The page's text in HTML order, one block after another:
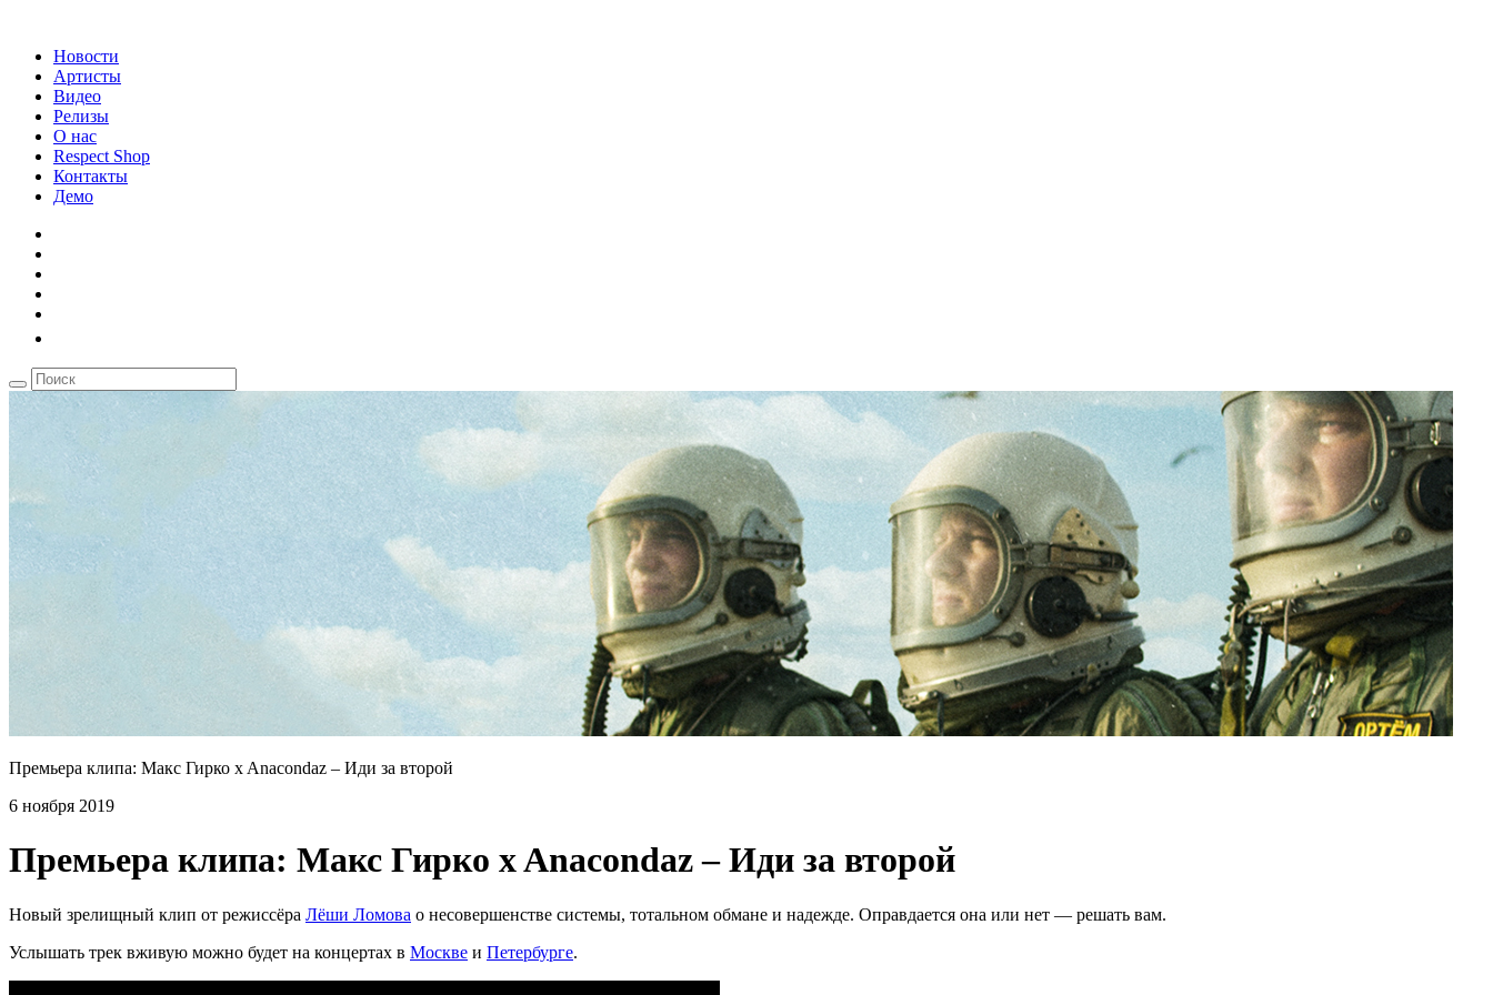
Новости
Артисты
Видео
Релизы
О нас
Respect Shop
Контакты
Демо
Премьера клипа: Макс Гирко x Anacondaz – Иди за второй
6 ноября 2019
Премьера клипа: Макс Гирко x Anacondaz – Иди за второй
Новый зрелищный клип от режиссёра Лёши Ломова о несовершенстве системы, тотальном обмане и надежде. Оправдается она или нет — решать вам.
Услышать трек вживую можно будет на концертах в Москве и Петербурге.